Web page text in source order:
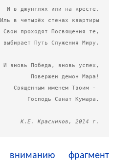
И в джунглях или на кресте,
Иль в четырёх стенах квартиры
Свои проходят Посвящения те,
выбирает Путь Служения Миру.
И вновь Победа, вновь успех,
Повержен демон Мара!
Священным именем Твоим -
Господь Санат Кумара.
К.Е. Красников, 2014 г.
вниманию фрагмент